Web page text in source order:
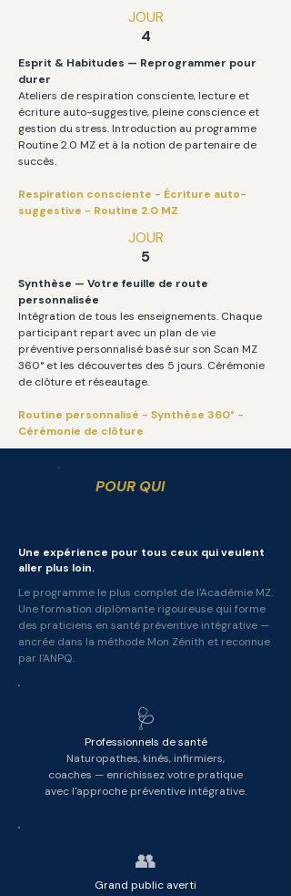
JOUR
4
Esprit & Habitudes — Reprogrammer pour
durer
Ateliers de respiration consciente, lecture et
écriture auto-suggestive, pleine conscience et
gestion du stress. Introduction au programme
Routine 2.0 MZ et à la notion de partenaire de
succès.
Respiration consciente - Écriture auto-
suggestive - Routine 2.0 MZ
JOUR
5
Synthèse — Votre feuille de route
personnalisée
Intégration de tous les enseignements. Chaque
participant repart avec un plan de vie
préventive personnalisé basé sur son Scan MZ
360° et les découvertes des 5 jours. Cérémonie
de clôture et réseautage.
Routine personnalisé - Synthèse 360° -
Cérémonie de clôture
POUR QUI
Une expérience pour tous ceux qui veulent
aller plus loin.
Le programme le plus complet de l'Académie MZ.
Une formation diplômante rigoureuse qui forme
des praticiens en santé préventive intégrative —
ancrée dans la méthode Mon Zénith et reconnue
par l'ANPQ.
🩺
Professionnels de santé
Naturopathes, kinés, infirmiers,
coaches — enrichissez votre pratique
avec l'approche préventive intégrative.
👥
Grand public averti